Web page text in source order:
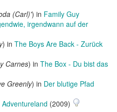
(Carl)') in Family Guy
irgendwann auf der
) in The Boys Are Back - Zurück
Carnes) in The Box - Du bist das
Greenly) in Der blutige Pfad
Adventureland (2009)